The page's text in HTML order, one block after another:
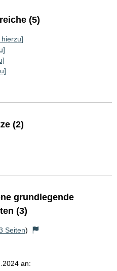
(5)
hierzu]
(2)
grundlegende
(3)
Seiten)
an: